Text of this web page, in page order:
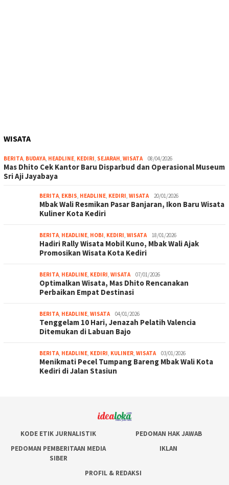
WISATA
BERITA, BUDAYA, HEADLINE, KEDIRI, SEJARAH, WISATA 08/04/2026
Mas Dhito Cek Kantor Baru Disparbud dan Operasional Museum
Sri Aji Jayabaya
BERITA, EKBIS, HEADLINE, KEDIRI, WISATA 20/01/2026
Mbak Wali Resmikan Pasar Banjaran, Ikon Baru Wisata
Kuliner Kota Kediri
BERITA, HEADLINE, HOBI, KEDIRI, WISATA 18/01/2026
Hadiri Rally Wisata Mobil Kuno, Mbak Wali Ajak
Promosikan Wisata Kota Kediri
BERITA, HEADLINE, KEDIRI, WISATA 07/01/2026
Optimalkan Wisata, Mas Dhito Rencanakan
Perbaikan Empat Destinasi
BERITA, HEADLINE, WISATA 04/01/2026
Tenggelam 10 Hari, Jenazah Pelatih Valencia
Ditemukan di Labuan Bajo
BERITA, HEADLINE, KEDIRI, KULINER, WISATA 03/01/2026
Menikmati Pecel Tumpang Bareng Mbak Wali Kota
Kediri di Jalan Stasiun
KODE ETIK JURNALISTIK
PEDOMAN HAK JAWAB
PEDOMAN PEMBERITAAN MEDIA
SIBER
IKLAN
PROFIL & REDAKSI